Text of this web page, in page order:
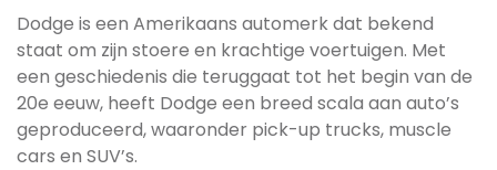
Dodge is een Amerikaans automerk dat bekend
staat om zijn stoere en krachtige voertuigen. Met
een geschiedenis die teruggaat tot het begin van de
20e eeuw, heeft Dodge een breed scala aan auto’s
geproduceerd, waaronder pick-up trucks, muscle
cars en SUV’s.